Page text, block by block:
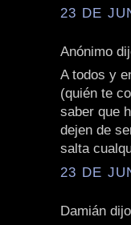
23 DE
Anónimo
A todos y
(quién te
saber que
dejen de
salta
23 DE
Damián